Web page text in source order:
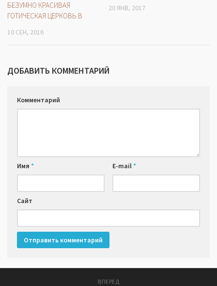
БЕЗУМНО КРАСИВАЯ
ГОТИЧЕСКАЯ ЦЕРКОВЬ В
10 СЕН, 2016
20 ЯНВ, 2017
ДОБАВИТЬ КОММЕНТАРИЙ
Комментарий
Имя * E-mail*
Сайт
ВПЕРЕД